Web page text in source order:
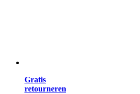
Gratis
retourneren